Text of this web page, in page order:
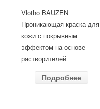
Vlotho BAUZEN
Проникающая краска для
кожи с покрывным
эффектом на основе
растворителей
Подробнее